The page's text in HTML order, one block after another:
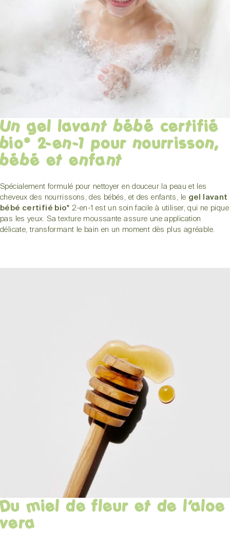
Un gel lavant bébé certifié
bio* 2-en-1 pour nourrisson,
bébé et enfant
Spécialement formulé pour nettoyer en douceur la peau et les
cheveux des nourrissons, des bébés, et des enfants, le gel lavant
bébé certifié bio* 2-en-1 est un soin facile à utiliser, qui ne pique
pas les yeux. Sa texture moussante assure une application
délicate, transformant le bain en un moment dès plus agréable.
Du miel de fleur et de l’aloe
vera